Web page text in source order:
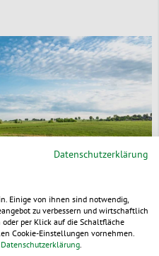
mit
Datenschutzerklärung
Einige von ihnen sind notwendig,
zu verbessern und wirtschaftlich
per Klick auf die Schaltfläche
Cookie-Einstellungen vornehmen.
Datenschutzerklärung.